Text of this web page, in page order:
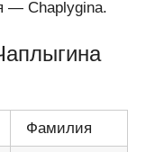
— Chaplygina.
Фамилия